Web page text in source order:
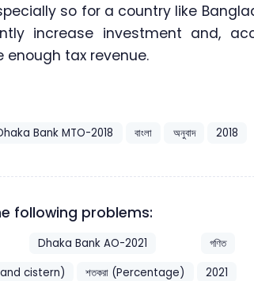
so for a country like
increase investment and,
enough tax revenue.
Bank MTO-2018 বাংলা অনুবাদ
2018
following problems:
Dhaka Bank AO-2021 গণিত
and cistern)
শতকরা (Percentage)
2021